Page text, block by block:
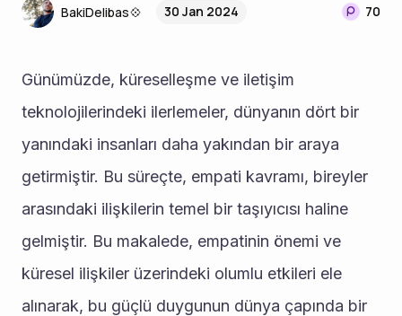
BakiDelibas💠 30 Jan 2024 70
Günümüzde, küreselleşme ve iletişim
teknolojilerindeki ilerlemeler, dünyanın dört bir
yanındaki insanları daha yakından bir araya
getirmiştir. Bu süreçte, empati kavramı, bireyler
arasındaki ilişkilerin temel bir taşıyıcısı haline
gelmiştir. Bu makalede, empatinin önemi ve
küresel ilişkiler üzerindeki olumlu etkileri ele
alınarak, bu güçlü duygunun dünya çapında bir